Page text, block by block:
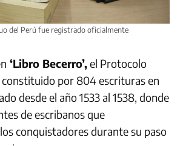
del Perú fue registrado oficialmente
‘Libro Becerro’,el Protocolo
por 804 escrituras en
desde el año 1533 al 1538, donde
de escribanos que
conquistadores durante su paso